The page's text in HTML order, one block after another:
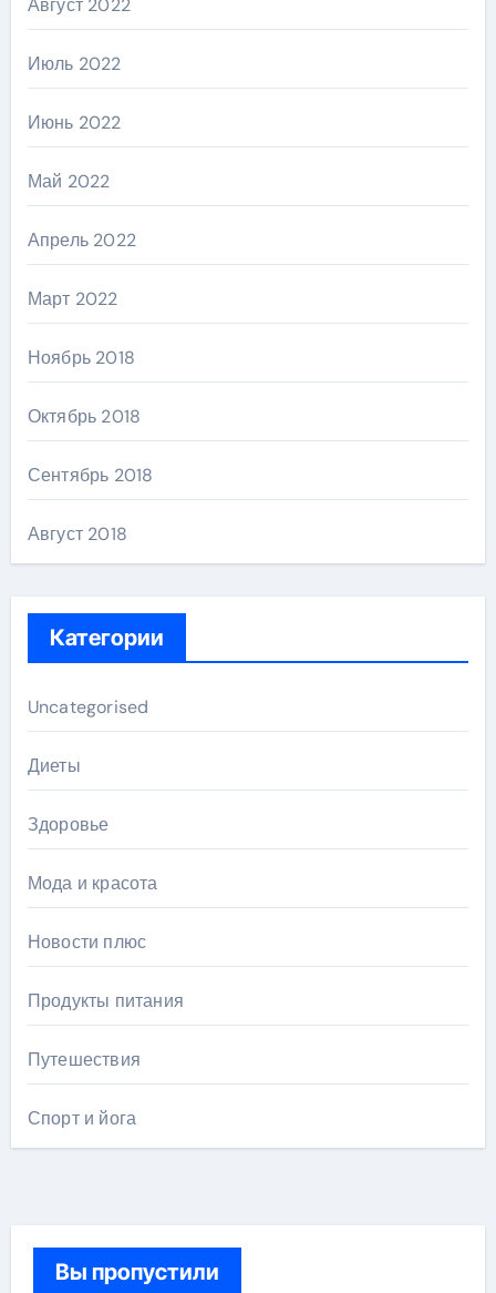
Август 2022
Июль 2022
Июнь 2022
Май 2022
Апрель 2022
Март 2022
Ноябрь 2018
Октябрь 2018
Сентябрь 2018
Август 2018
Категории
Uncategorised
Диеты
Здоровье
Мода и красота
Новости плюс
Продукты питания
Путешествия
Спорт и йога
Вы пропустили